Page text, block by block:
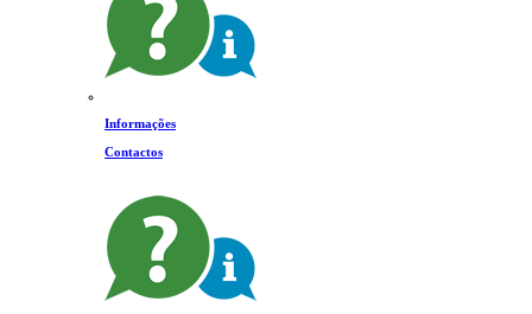
Informações
Contactos